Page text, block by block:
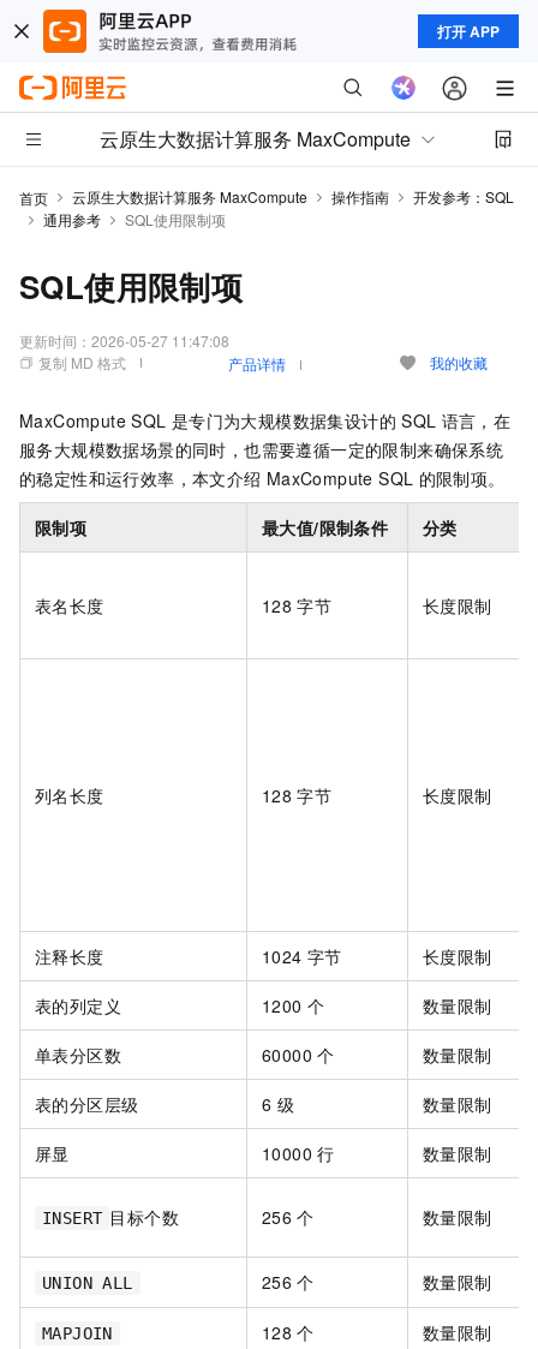
打开 APP
云原生大数据计算服务 MaxCompute
首页 云原生大数据计算服务 MaxCompute 操作指南
开发参考：SQL
通用参考
SQL使用限制项
SQL使用限制项
更新时间： 2026-05-27 11:47:08
复制 MD 格式
产品详情 我的收藏
MaxCompute SQL 是专门为大规模数据集设计的 SQL 语言，在
服务大规模数据场景的同时，也需要遵循一定的限制来确保系统
的稳定性和运行效率，本文介绍 MaxCompute SQL 的限制项。
限制项 最大值/限制条件 分类
表名长度 128 字节 长度限制
列名长度 128 字节 长度限制
注释长度 1024 字节 长度限制
表的列定义 1200 个 数量限制
单表分区数 60000 个 数量限制
表的分区层级 6 级 数量限制
屏显 10000 行 数量限制
INSERT 目标个数 256 个 数量限制
UNION ALL 256 个 数量限制
MAPJOIN 128 个 数量限制